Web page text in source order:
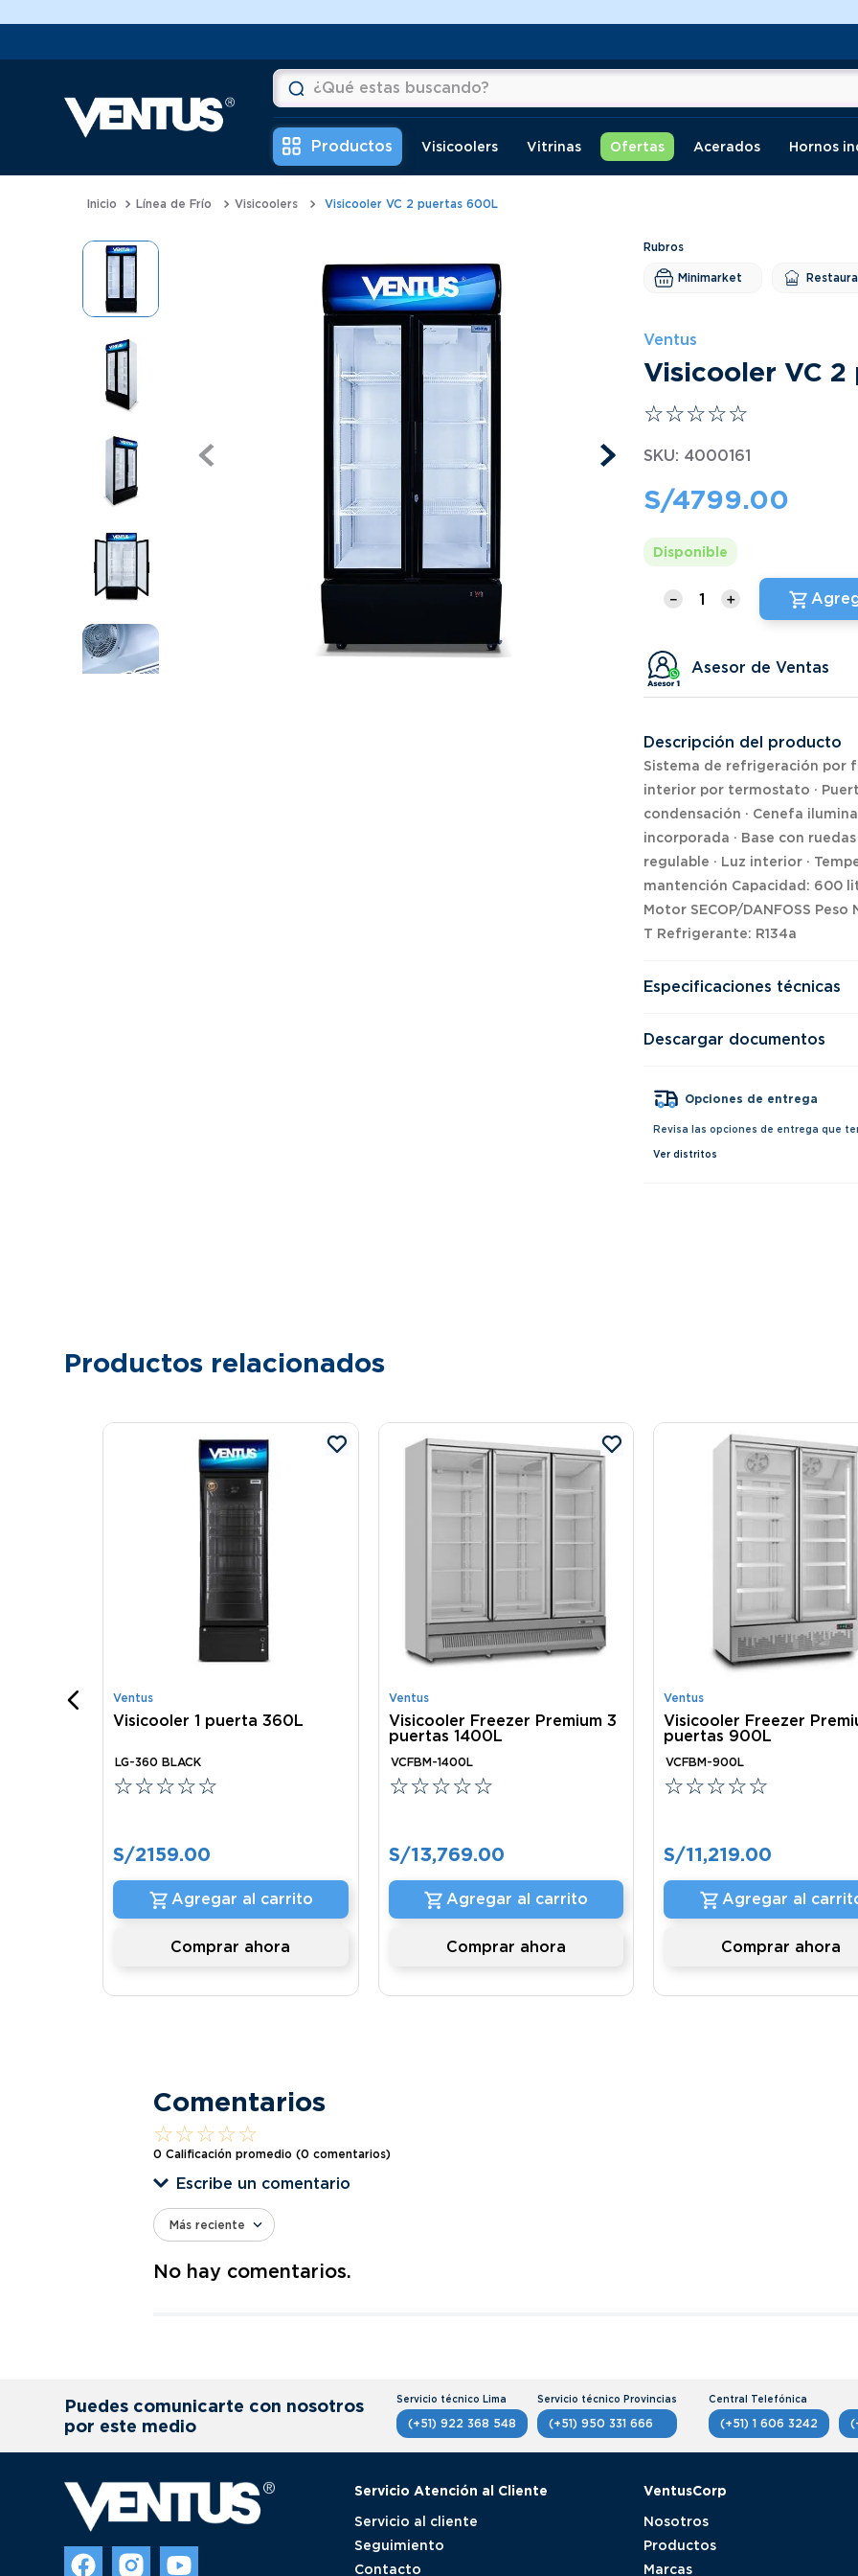
¿Qué estas buscando?
Visicoolers Vitrinas Ofertas Acerados Hornos
Línea de Frío Visicoolers Visicooler VC 2 puertas 600L
Minimarket
Ventus
Visicooler VC
☆☆☆☆☆
SKU: 4000161
S/4799.00
Disponible
＋
－
Asesor de Ventas
Descripción del producto
Sistema de refrigeración por
interior por termostato ·
condensación · Cenefa
incorporada · Base con
regulable · Luz interior ·
mantención Capacidad: 600
Motor SECOP/DANFOSS
T Refrigerante: R134a
Especificaciones técnicas
Descargar documentos
Opciones de entrega
Revisa las opciones de entrega que
Ver distritos
Productos relacionados
Ventus
Visicooler 1 puerta 360L
LG-360 BLACK
☆☆☆☆☆
S/2159.00
Agregar al carrito
Comprar ahora
Ventus
Visicooler Freezer Premium 3
puertas 1400L
VCFBM-1400L
☆☆☆☆☆
S/13,769.00
Agregar al carrito
Comprar ahora
Ventus
Visicooler Freezer
puertas 900L
VCFBM-900L
☆☆☆☆☆
S/11,219.00
Agregar al
Comprar ahora
Comentarios
☆☆☆☆☆
0 Calificación promedio (0 comentarios)
Escribe un comentario
Agregar comentario
Título
Tu nombre
Dirección de email
Más reciente
No hay comentarios.
Puedes comunicarte con nosotros
por este medio
(+51) 922 368 548 (+51) 950 331 666 (+51) 1 606 3242
Servicio Atención al Cliente
Servicio al cliente
Seguimiento
Contacto
VentusCorp
Nosotros
Productos
Marcas
Términos más buscados
batidora
congeladora
freidora